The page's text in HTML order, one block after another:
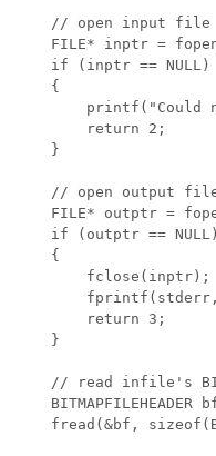
    // open input file
FILE* inptr =
    if (inptr == NULL)
    {
printf("Could
        return 2;
    }
// open output
FILE* outptr =
    if (outptr == NULL)
    {
        fclose(inptr);
        return 3;
    }
// read infile's
BITMAPFILEHEADER
fread(&bf,